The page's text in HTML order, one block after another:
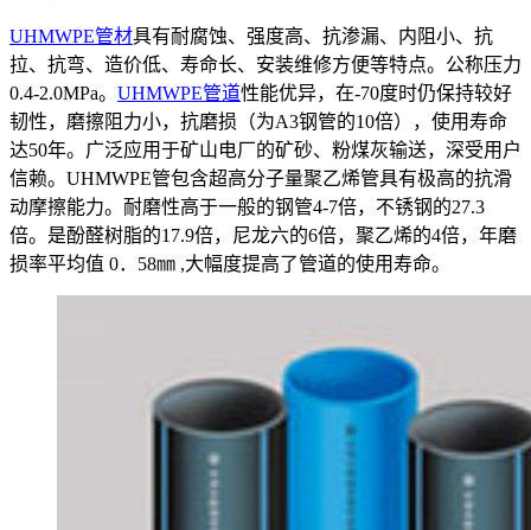
UHMWPE管材具有耐腐蚀、强度高、抗渗漏、内阻小、抗
拉、抗弯、造价低、寿命长、安装维修方便等特点。公称压力
0.4-2.0MPa。 UHMWPE管道性能优异，在-70度时仍保持较好
韧性，磨擦阻力小，抗磨损（为A3钢管的10倍），使用寿命
达50年。广泛应用于矿山电厂的矿砂、粉煤灰输送，深受用户
信赖。UHMWPE管包含超高分子量聚乙烯管具有极高的抗滑
动摩擦能力。耐磨性高于一般的钢管4-7倍，不锈钢的27.3
倍。是酚醛树脂的17.9倍，尼龙六的6倍，聚乙烯的4倍，年磨
损率平均值 0．58㎜ ,大幅度提高了管道的使用寿命。